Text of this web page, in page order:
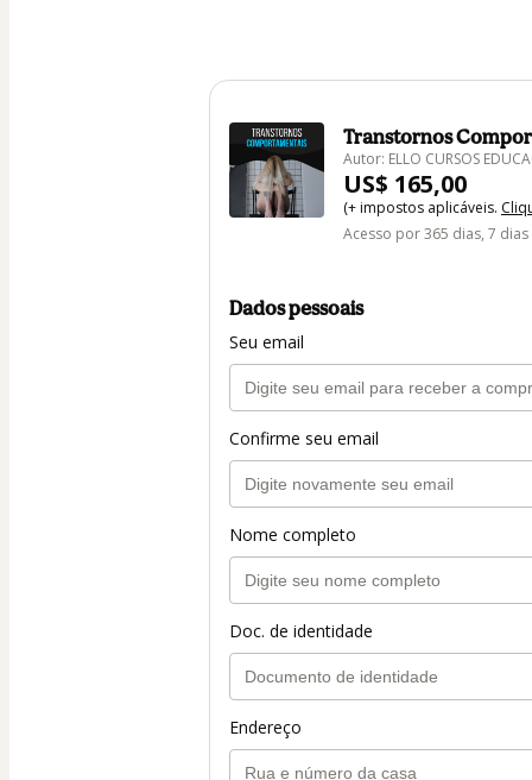
Transtornos
Autor: ELLO CURSOS
US$ 165,00
(+ impostos aplicáveis.
Acesso por 365 dias, 7
Dados pessoais
Seu email
Confirme seu email
Nome completo
Doc. de identidade
Endereço